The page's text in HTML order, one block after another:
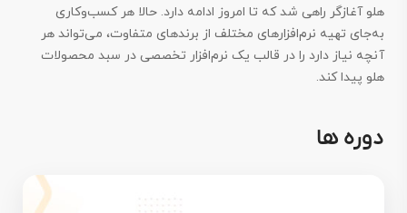
هلو آغازگر راهی شد که تا امروز ادامه دارد. حالا هر کسب‌وکاری
به‌جای تهیه نرم‌افزارهای مختلف از برندهای متفاوت، می‌تواند هر
آنچه نیاز دارد را در قالب یک نرم‌افزار تخصصی در سبد محصولات
هلو پیدا کند.​
دوره ها